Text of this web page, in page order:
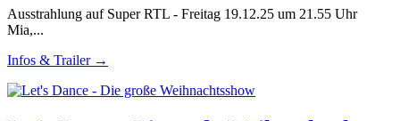
Ausstrahlung auf Super RTL - Freitag 19.12.25 um 21.55 Uhr
Mia,...
Infos & Trailer →